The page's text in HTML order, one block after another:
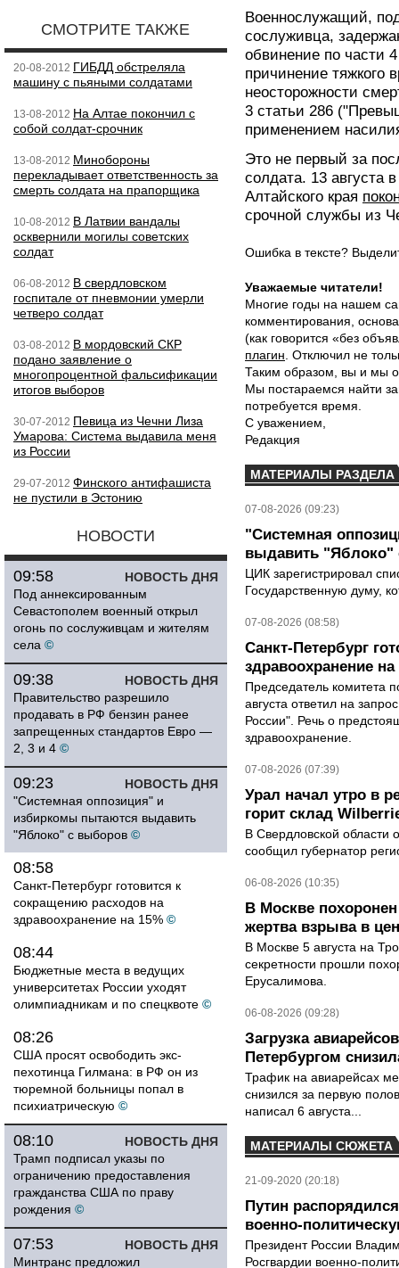
СМОТРИТЕ ТАКЖЕ
20-08-2012 ГИБДД обстреляла
машину с пьяными солдатами
13-08-2012 На Алтае покончил с
собой солдат-срочник
13-08-2012 Минобороны
перекладывает ответственность за
смерть солдата на прапорщика
10-08-2012 В Латвии вандалы
осквернили могилы советских
солдат
06-08-2012 В свердловском
госпитале от пневмонии умерли
четверо солдат
03-08-2012 В мордовский СКР
подано заявление о
многопроцентной фальсификации
итогов выборов
30-07-2012 Певица из Чечни Лиза
Умарова: Система выдавила меня
из России
29-07-2012 Финского антифашиста
не пустили в Эстонию
НОВОСТИ
НОВОСТЬ ДНЯ
09:58
Под аннексированным
Севастополем военный открыл
огонь по сослуживцам и жителям
села ©
НОВОСТЬ ДНЯ
09:38
Правительство разрешило
продавать в РФ бензин ранее
запрещенных стандартов Евро —
2, 3 и 4 ©
НОВОСТЬ ДНЯ
09:23
"Системная оппозиция" и
избиркомы пытаются выдавить
"Яблоко" с выборов ©
08:58
Санкт-Петербург готовится к
сокращению расходов на
здравоохранение на 15% ©
08:44
Бюджетные места в ведущих
университетах России уходят
олимпиадникам и по спецквоте ©
08:26
США просят освободить экс-
пехотинца Гилмана: в РФ он из
тюремной больницы попал в
психиатрическую ©
НОВОСТЬ ДНЯ
08:10
Трамп подписал указы по
ограничению предоставления
гражданства США по праву
рождения ©
НОВОСТЬ ДНЯ
07:53
Минтранс предложил
Военнослужащий,
сослуживца,
обвинение по части
причинение тяжкого
неосторожности
3 статьи 286
применением
Это не первый за
солдата. 13 августа
Алтайского края
срочной службы из
Ошибка в тексте?
Уважаемые читатели!
Многие годы на нашем
комментирования,
(как говорится «без
плагин . Отключил не
Таким образом, вы и мы
Мы постараемся найти
потребуется время.
С уважением,
Редакция
МАТЕРИАЛЫ РАЗДЕЛА
07-08-2026 (09:23)
"Системная
выдавить "Яблоко"
ЦИК зарегистрировал
Государственную думу,
07-08-2026 (08:58)
Санкт-Петербург
здравоохранение на
Председатель комитета
августа ответил на
России". Речь о
здравоохранение.
07-08-2026 (07:39)
Урал начал утро в
горит склад
В Свердловской области
сообщил губернатор
06-08-2026 (10:35)
В Москве
жертва взрыва в
В Москве 5 августа на
секретности прошли
Ерусалимова.
06-08-2026 (09:28)
Загрузка
Петербургом
Трафик на авиарейсах
снизился за первую
написал 6 августа...
МАТЕРИАЛЫ СЮЖЕТА
21-09-2020 (20:18)
Путин
военно-
Президент России
Росгвардии военно-